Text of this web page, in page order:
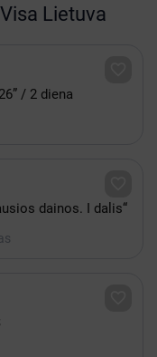
Lietuva
/ 2 diena
dainos. I dalis“